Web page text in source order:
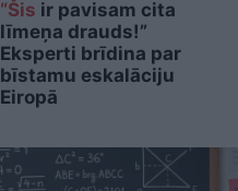
“Šis ir pavisam cita
līmeņa drauds!”
Eksperti brīdina par
bīstamu eskalāciju
Eiropā